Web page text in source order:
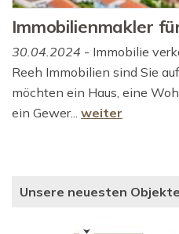
Immobilienmakler
30.04.2024 - Immobilie
Reeh Immobilien sind Sie
möchten ein Haus, eine
ein Gewer... weiter
Unsere neuesten Objekte